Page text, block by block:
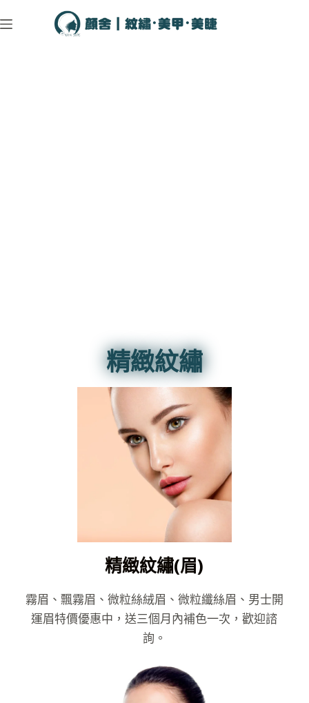
精緻紋繡
精緻紋繡(眉)
霧眉、飄霧眉、微粒絲絨眉、微粒纖絲眉、男士開
運眉特價優惠中，送三個月內補色一次，歡迎諮
詢。